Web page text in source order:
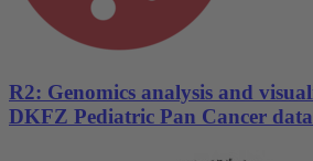
R2: Genomics analysis and
DKFZ Pediatric Pan Cancer